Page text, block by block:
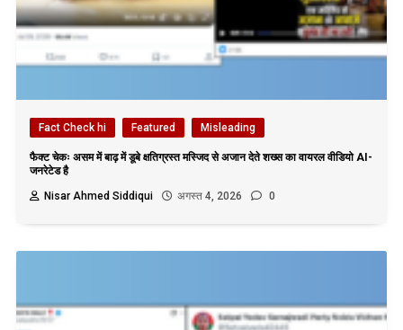
Fact Check hi Featured Misleading
फैक्ट चेकः असम में बाढ़ में डूबे क्षतिग्रस्त मस्जिद से अजान देते शख्स का वायरल वीडियो AI-
जनरेटेड है
Nisar Ahmed Siddiqui
अगस्त 4, 2026 0